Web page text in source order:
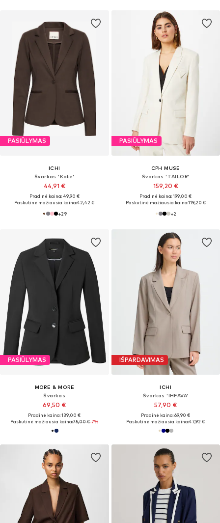
PASIŪLYMAS
ICHI
Švarkas 'Kate'
44,91 €
Pradinė kaina: 49,90 €
Paskutinė mažiausia kaina:42,42 €
+29
PASIŪLYMAS
CPH MUSE
Švarkas 'TAILOR'
159,20 €
Pradinė kaina: 199,00 €
Paskutinė mažiausia kaina:119,20 €
+2
PASIŪLYMAS
MORE & MORE
Švarkas
69,50 €
Pradinė kaina: 139,00 €
Paskutinė mažiausia kaina:75,00 €-7%
IŠPARDAVIMAS
ICHI
Švarkas 'IHFAVA'
57,90 €
Pradinė kaina: 69,90 €
Paskutinė mažiausia kaina:47,92 €